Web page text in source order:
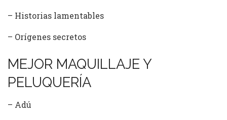
– Historias lamentables
– Orígenes secretos
MEJOR MAQUILLAJE Y
PELUQUERÍA
– Adú